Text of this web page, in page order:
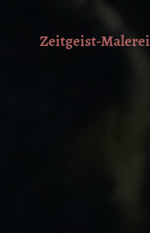
Zeitgeist-Malerei